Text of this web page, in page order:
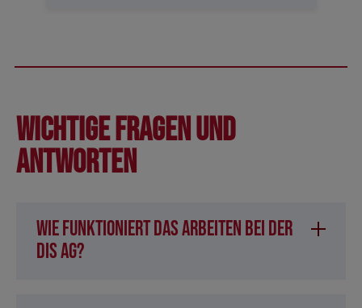
Wichtige Fragen und
Antworten
Wie funktioniert das Arbeiten bei der
DIS AG?